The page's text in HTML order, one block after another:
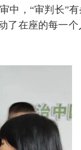
中，“审判长”
了在座的每一